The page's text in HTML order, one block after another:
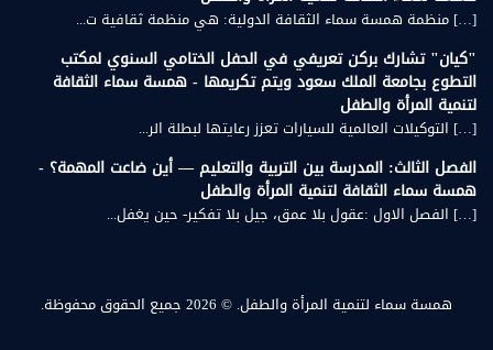
[…] منظمة همسة سماء الثقافة الدولية: هي منظمة ثقافية ت...
"كيان" تشارك بركن تعريفي في الحفل الختامي السنوي لمكتب
التطوع بجامعة الملك سعود ويتم تكريمها - همسة سماء الثقافة
لتنمية المرأة والطفل
[…] التوكيلات العالمية للسيارات تعزز رعايتها لبطلة الر...
الفصل الثالث: المدرسة بين التربية والتعليم — أين ضاعت المهمة؟ -
همسة سماء الثقافة لتنمية المرأة والطفل
[…] الفصل الاول :عقول بلا عمق، جيل بلا تفكير- حين يغفل...
همسة سماء لتنمية المرأة والطفل. © 2026 جميع الحقوق محفوظة.